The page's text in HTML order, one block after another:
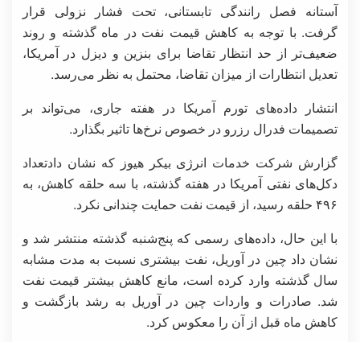
آستانه فصل رانندگی تابستانی، تحت فشار نزولی قرار
گرفت. با توجه به کاهش قیمت نفت در ماه گذشته و روند
ضعیف‌تر از حد انتظار تقاضا برای بنزین و دیزل در آمریکا،
تعدیل انتظارات از میزان تقاضا، محتمل به نظر می‌رسد.
انتشار داده‌های تورم آمریکا در هفته جاری، می‌تواند بر
تصمیمات فدرال رزرو در خصوص نرخ‌ها تاثیر بگذارد.
گزارش شرکت خدمات انرژی بیکر هیوز که نشان دادتعداد
دکل‌های نفتی آمریکا در هفته گذشته، با سه حلقه کاهش، به
۴۹۶ حلقه رسید، از قیمت نفت حمایت چندانی نکرد.
با این حال، داده‌های رسمی که پنج‌شنبه گذشته منتشر شد و
نشان داد چین در آوریل، نفت بیشتری نسبت به مدت مشابه
سال گذشته وارد کرده است، مانع کاهش بیشتر قیمت نفت
شد. صادرات و واردات چین در آوریل به رشد بازگشت و
کاهش ماه قبل از آن را معکوس کرد.